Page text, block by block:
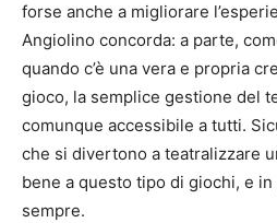
forse anche a migliorare
Angiolino concorda: a parte,
quando c’è una vera e propria
gioco, la semplice gestione del
comunque accessibile a tutti.
che si divertono a teatralizzare
bene a questo tipo di giochi, e
sempre.